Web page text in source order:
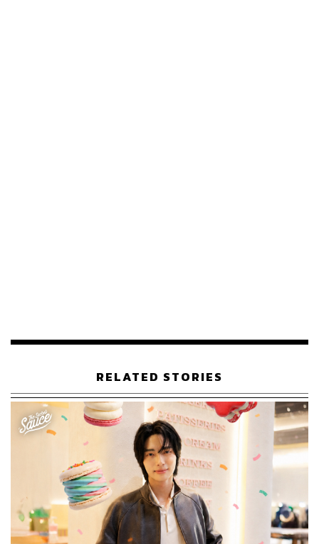
มันอาจจะฮาร์ดคอร์จนกลายเป็นอีโก้ที่ล้นไปหาคนอื่น”
เมื่อความคาดหวังไม่เป็นไปตามที่คิด ความผิดหวังก็ย้อนกลับ
มาส่งผลกระทบต่อตัวเขาเองจนนำไปสู่ภาวะซึมเศร้าและไบ
โพลาร์ในช่วงอายุ 18 ปี ปัญหานี้บังคับให้เขาต้องกลับมาทบท
วนพฤติกรรมตัวเอง เขาเริ่มถอยออกมาใช้เวลาอยู่คนเดียว
ปล่อยให้คนอื่นเติบโตในเส้นทางของตัวเอง และลดการเอา
ความสุขไปผูกติดกับความสำเร็จของใคร
🟡 มุมมองต่อเป้าหมายที่ไม่ได้มีแค่ยอดวิว
RELATED STORIES